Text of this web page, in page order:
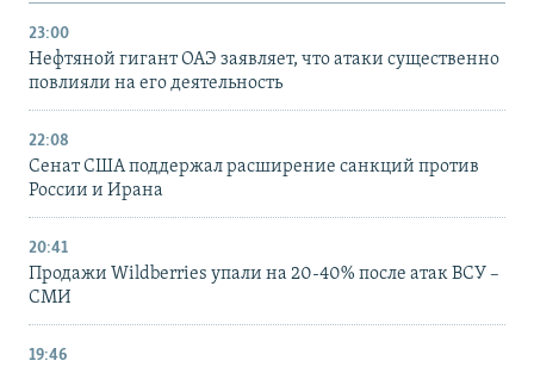
23:00
Нефтяной гигант ОАЭ заявляет, что атаки существенно
повлияли на его деятельность
22:08
Сенат США поддержал расширение санкций против
России и Ирана
20:41
Продажи Wildberries упали на 20-40% после атак ВСУ –
СМИ
19:46